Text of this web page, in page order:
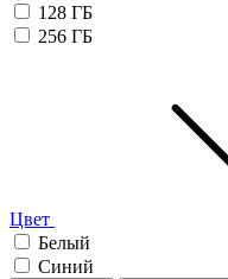
128 ГБ
256 ГБ
Цвет
Белый
Синий